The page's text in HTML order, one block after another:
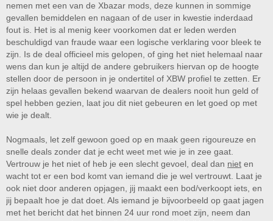
nemen met een van de Xbazar mods, deze kunnen in sommige
gevallen bemiddelen en nagaan of de user in kwestie inderdaad
fout is. Het is al menig keer voorkomen dat er leden werden
beschuldigd van fraude waar een logische verklaring voor bleek te
zijn. Is de deal officieel mis gelopen, of ging het niet helemaal naar
wens dan kun je altijd de andere gebruikers hiervan op de hoogte
stellen door de persoon in je ondertitel of XBW profiel te zetten. Er
zijn helaas gevallen bekend waarvan de dealers nooit hun geld of
spel hebben gezien, laat jou dit niet gebeuren en let goed op met
wie je dealt.
Nogmaals, let zelf gewoon goed op en maak geen rigoureuze en
snelle deals zonder dat je echt weet met wie je in zee gaat.
Vertrouw je het niet of heb je een slecht gevoel, deal dan niet en
wacht tot er een bod komt van iemand die je wel vertrouwt. Laat je
ook niet door anderen opjagen, jij maakt een bod/verkoopt iets, en
jij bepaalt hoe je dat doet. Als iemand je bijvoorbeeld op gaat jagen
met het bericht dat het binnen 24 uur rond moet zijn, neem dan